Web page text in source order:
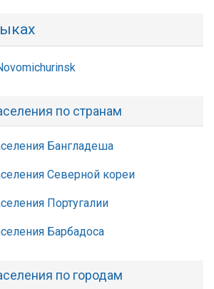
по странам
Бангладеша
Северной кореи
Португалии
Барбадоса
по городам